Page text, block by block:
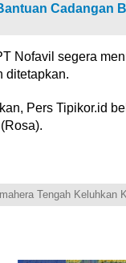
Cadangan
Nofavil segera
ditetapkan.
Pers Tipikor.id
Tengah Keluhkan